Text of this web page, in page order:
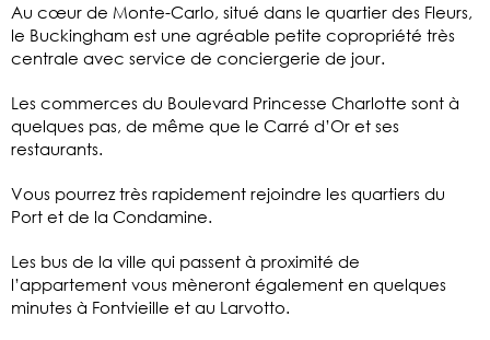
Au cœur de Monte-Carlo, situé dans le quartier des Fleurs,
le Buckingham est une agréable petite copropriété très
centrale avec service de conciergerie de jour.
Les commerces du Boulevard Princesse Charlotte sont à
quelques pas, de même que le Carré d’Or et ses
restaurants.
Vous pourrez très rapidement rejoindre les quartiers du
Port et de la Condamine.
Les bus de la ville qui passent à proximité de
l’appartement vous mèneront également en quelques
minutes à Fontvieille et au Larvotto.